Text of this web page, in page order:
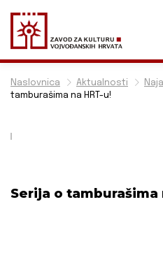
Naslovnica Aktualnosti
tamburašima na HRT-u!
Serija o tamburašima